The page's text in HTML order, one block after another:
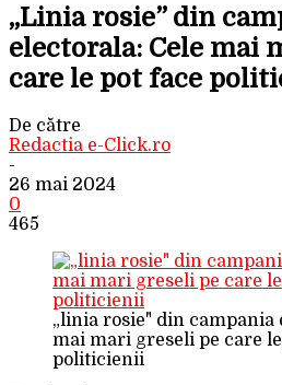
„Linia rosie” din
electorala: Cele mai
care le pot face
De către
Redactia e-Click.ro
-
26 mai 2024
0
465
„linia rosie" din campania
mai mari greseli pe care
politicienii